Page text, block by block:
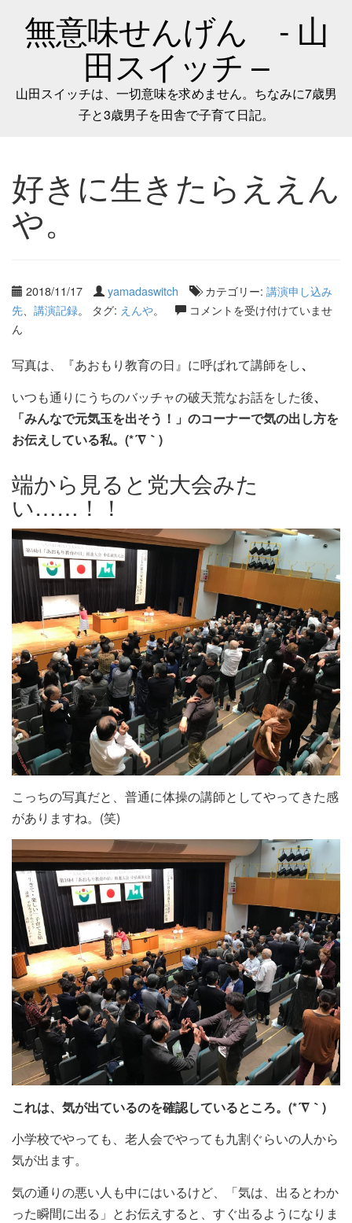
無意味せんげん - 山
田スイッチ –
山田スイッチは、一切意味を求めません。ちなみに7歳男
子と3歳男子を田舎で子育て日記。
好きに生きたらええん
や。
2018/11/17 yamadaswitch カテゴリー: 講演申し込み
先
講演記録。 タグ: えんや。
コメントを受け付けていませ
ん
写真は、『あおもり教育の日』に呼ばれて講師をし、
いつも通りにうちのバッチャの破天荒なお話をした後、
「みんなで元気玉を出そう！」のコーナーで気の出し方を
お伝えしている私。(*´∇｀)
端から見ると党大会みた
い……！！
こっちの写真だと、普通に体操の講師としてやってきた感
がありますね。(笑)
これは、気が出ているのを確認しているところ。(*´∇｀)
小学校でやっても、老人会でやっても九割ぐらいの人から
気が出ます。
気の通りの悪い人も中にはいるけど、「気は、出るとわか
った瞬間に出る」とお伝えすると、すぐ出るようになりま